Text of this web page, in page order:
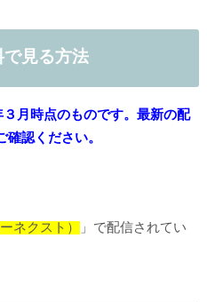
で見る方法
月時点のものです。最新の配
認ください。
ネクスト）
」で配信されてい